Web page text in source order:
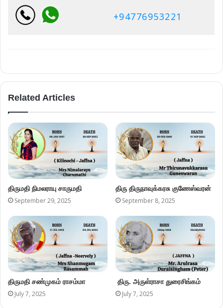
+94776953221
Related Articles
திருமதி நிமலராயு சாருமதி
September 29, 2025
திரு திருநாவுக்கரசு குணேஸ்வரன்
September 8, 2025
திருமதி சண்முகம் ராசம்மா
July 7, 2025
திரு. அருள்ராசா துரைசிங்கம்
July 7, 2025